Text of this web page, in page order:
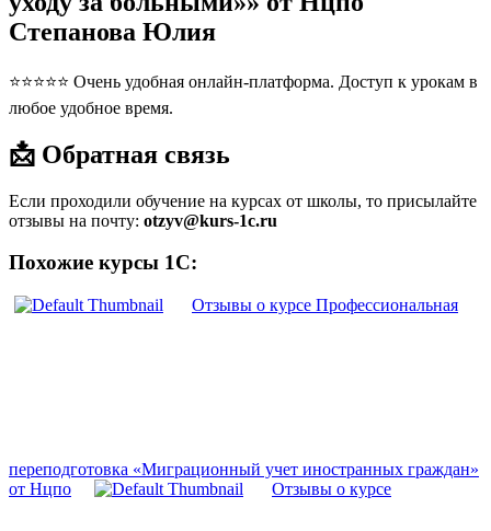
Степанова Юлия
⭐⭐⭐⭐⭐ Очень удобная онлайн-платформа. Доступ к урокам в
любое удобное время.
📩 Обратная связь
Если проходили обучение на курсах от школы, то присылайте
отзывы на почту: otzyv@kurs-1c.ru
Похожие курсы 1С:
Отзывы о курсе Профессиональная
переподготовка «Миграционный учет иностранных граждан»
от Нцпо
Отзывы о курсе